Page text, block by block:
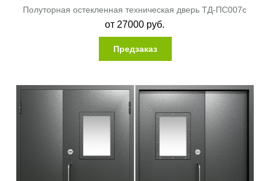
Полуторная остекленная техническая дверь ТД-ПС007c
от 27000 руб.
Предзаказ